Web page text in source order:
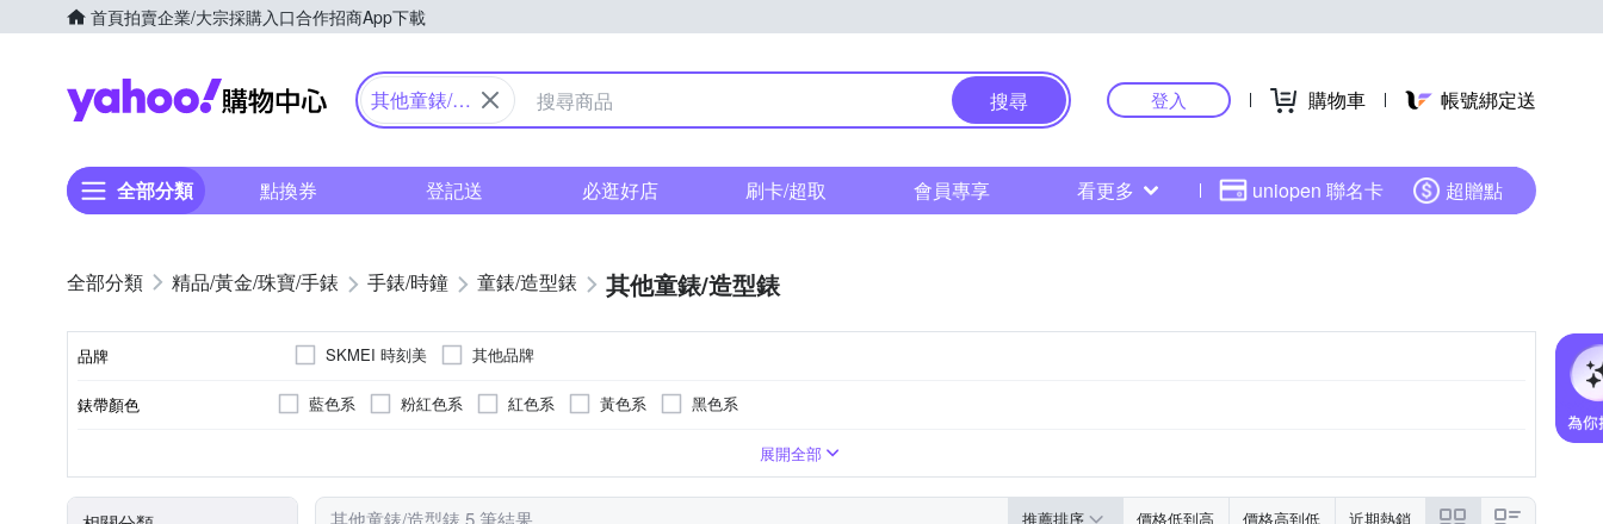
首頁拍賣企業/大宗採購入口合作招商App下載
Yahoo購物中心
其他童錶/造
搜尋 登入 購物車 帳號綁定送
全部分類 點換券 登記送 必逛好店 刷卡/超取 會員專享 看更多 uniopen 聯名卡 超贈點
精品/黃金/珠寶/手錶 手錶/時鐘 童錶/造型錶 其他童錶/造型錶
品牌 SKMEI 時刻美 其他品牌
錶帶顏色 藍色系 粉紅色系 紅色系 黃色系 黑色系
展開全部
其他童錶/造型錶 5 筆結果 推薦排序 價格低到高 價格高到低 近期熱銷